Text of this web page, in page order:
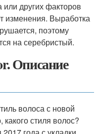
или других факторов
изменения. Выработка
поэтому
на серебристый.
Описание
волоса с новой
стиля волос?